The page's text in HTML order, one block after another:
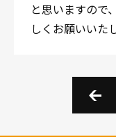
と思いますので
しくお願いいた